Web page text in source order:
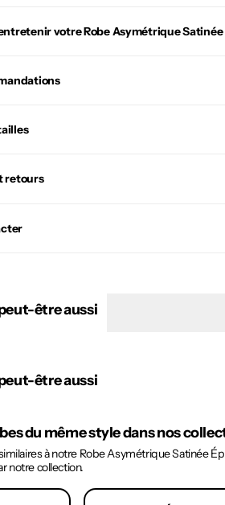
votreRobe Asymétrique
retours
être aussi
être aussi
du même style dans nos
à notre Robe Asymétrique Satinée
notre collection.